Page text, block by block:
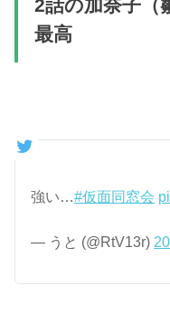
2話の加奈子（
最高
強い…#仮面同窓会
— うと (@RtV13r)